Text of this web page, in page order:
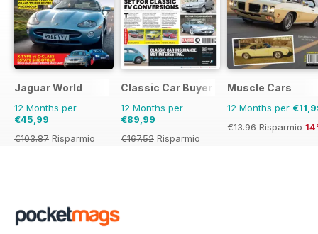
Jaguar World
12 Months per
€45,99
€103.87 Risparmio
Classic Car Buyer
12 Months per
€89,99
€167.52 Risparmio
Muscle Cars
12 Months per
€13.96 Risparmio